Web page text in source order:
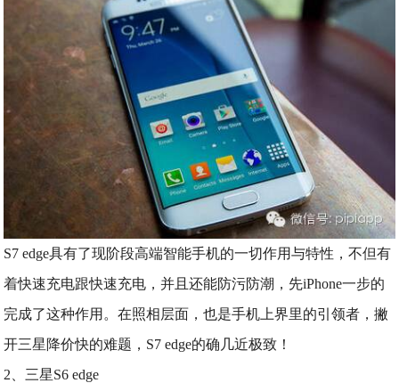
S7 edge具有了现阶段高端智能手机的一切作用与特性，不但有
着快速充电跟快速充电，并且还能防污防潮，先iPhone一步的
完成了这种作用。在照相层面，也是手机上界里的引领者，撇
开三星降价快的难题，S7 edge的确几近极致！
2、三星S6 edge